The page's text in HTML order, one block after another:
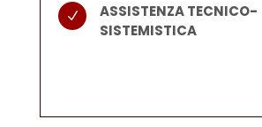
N
ASSISTENZA TECNICO-
SISTEMISTICA